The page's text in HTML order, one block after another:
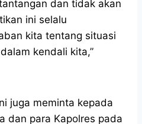
dan tidak akan
ini selalu
kita tentang situasi
kendali kita,”
juga meminta kepada
dan para Kapolres pada